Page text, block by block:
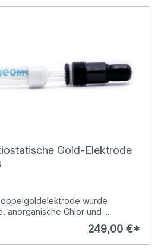
Gold-Elektrode
wurde
anorganische Chlor und ...
249,00 €*